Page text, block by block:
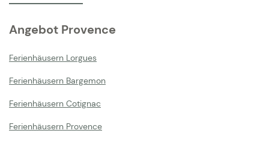
Angebot Provence
Ferienhäusern Lorgues
Ferienhäusern Bargemon
Ferienhäusern Cotignac
Ferienhäusern Provence